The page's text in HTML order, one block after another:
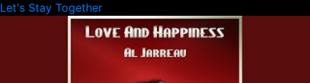
Let's Stay Together